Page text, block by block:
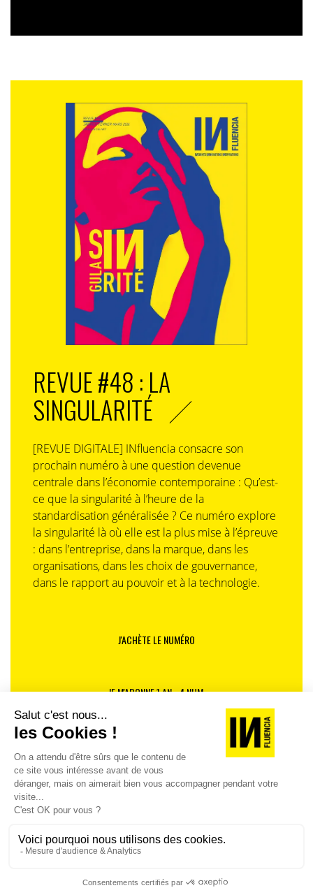
REVUE #48 : LA
SINGULARITÉ
[REVUE DIGITALE] INfluencia consacre son
prochain numéro à une question devenue
centrale dans l’économie contemporaine : Qu’est-
ce que la singularité à l’heure de la
standardisation généralisée ? Ce numéro explore
la singularité là où elle est la plus mise à l’épreuve
: dans l’entreprise, dans la marque, dans les
organisations, dans les choix de gouvernance,
dans le rapport au pouvoir et à la technologie.
J'ACHÈTE LE NUMÉRO
JE M'ABONNE 1 AN - 4 NUM.
JE DÉCOUVRE LES NUMÉROS PRÉCÉDENTS
Je suis déjà abonné(e) :je consulte la revue en